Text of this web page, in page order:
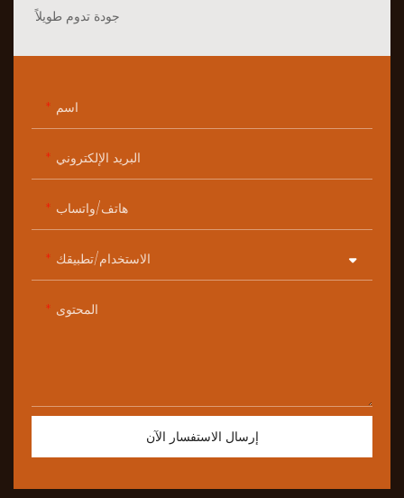
جودة تدوم طويلاً
اسم
البريد الإلكتروني
هاتف/واتساب
الاستخدام/تطبيقك
المحتوى
إرسال الاستفسار الآن